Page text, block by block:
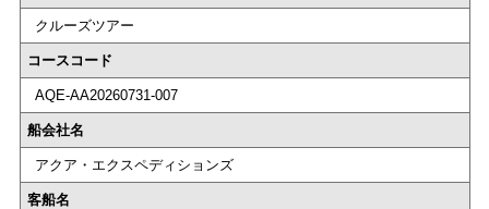
クルーズツアー
コースコード
AQE-AA20260731-007
船会社名
アクア・エクスペディションズ
客船名